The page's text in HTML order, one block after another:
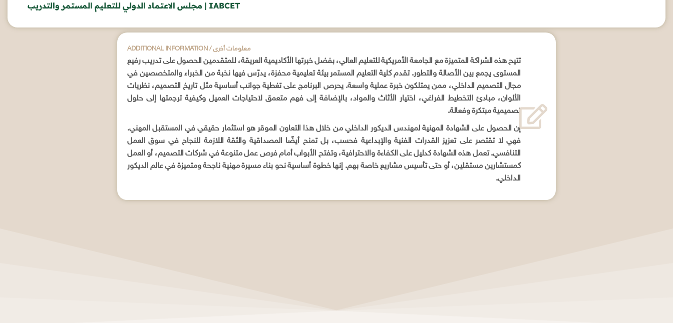
مجلس الاعتماد الدولي للتعليم المستمر والتدريب | IABCET
ADDITIONAL INFORMATION / معلومات أخرى
تتيح هذه الشراكة المتميزة مع الجامعة الأمريكية للتعليم العالي، بفضل خبرتها الأكاديمية العريقة، للمتقدمين الحصول على تدريب رفيع
المستوى يجمع بين الأصالة والتطور. تقدم كلية التعليم المستمر بيئة تعليمية محفزة، يدرّس فيها نخبة من الخبراء والمتخصصين في
مجال التصميم الداخلي، ممن يمتلكون خبرة عملية واسعة. يحرص البرنامج على تغطية جوانب أساسية مثل تاريخ التصميم، نظريات
الألوان، مبادئ التخطيط الفراغي، اختيار الأثاث والمواد، بالإضافة إلى فهم متعمق لاحتياجات العميل وكيفية ترجمتها إلى حلول
تصميمية مبتكرة وفعالة.
إن الحصول على الشهادة المهنية لمهندس الديكور الداخلي من خلال هذا التعاون الموقر هو استثمار حقيقي في المستقبل المهني.
فهي لا تقتصر على تعزيز القدرات الفنية والإبداعية فحسب، بل تمنح أيضًا المصداقية والثقة اللازمة للنجاح في سوق العمل
التنافسي. تعمل هذه الشهادة كدليل على الكفاءة والاحترافية، وتفتح الأبواب أمام فرص عمل متنوعة في شركات التصميم، أو العمل
كمستشارين مستقلين، أو حتى تأسيس مشاريع خاصة بهم. إنها خطوة أساسية نحو بناء مسيرة مهنية ناجحة ومتميزة في عالم الديكور
الداخلي.